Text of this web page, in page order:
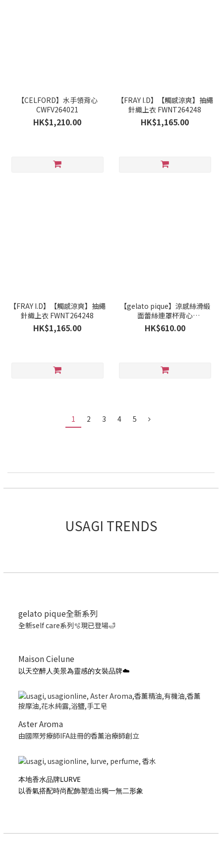
【CELFORD】水手領背心
CWFV264021
HK$1,210.00
【FRAY I.D】【觸感涼爽】抽繩
針織上衣 FWNT264248
HK$1,165.00
【FRAY I.D】【觸感涼爽】抽繩
針織上衣 FWNT264248
HK$1,165.00
【gelato pique】涼感絲滑緞
面蕾絲連罩杯背心
PWFT264222
HK$610.00
1 2 3 4 5
USAGI TRENDS
gelato pique全新系列
全新self care系列🫧現已登場🛁
Maison Cielune
以天空醉人美景為靈感的女裝品牌☁️
Aster Aroma
由國際芳療師IFA註冊的香薰治療師創立
本地香水品牌LURVE
以香氣搭配時尚配飾塑造出獨一無二形象